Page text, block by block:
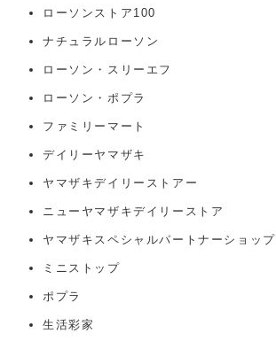
ローソンストア100
ナチュラルローソン
ローソン・スリーエフ
ローソン・ポプラ
ファミリーマート
デイリーヤマザキ
ヤマザキデイリーストアー
ニューヤマザキデイリーストア
ヤマザキスペシャルパートナーショップ
ミニストップ
ポプラ
生活彩家